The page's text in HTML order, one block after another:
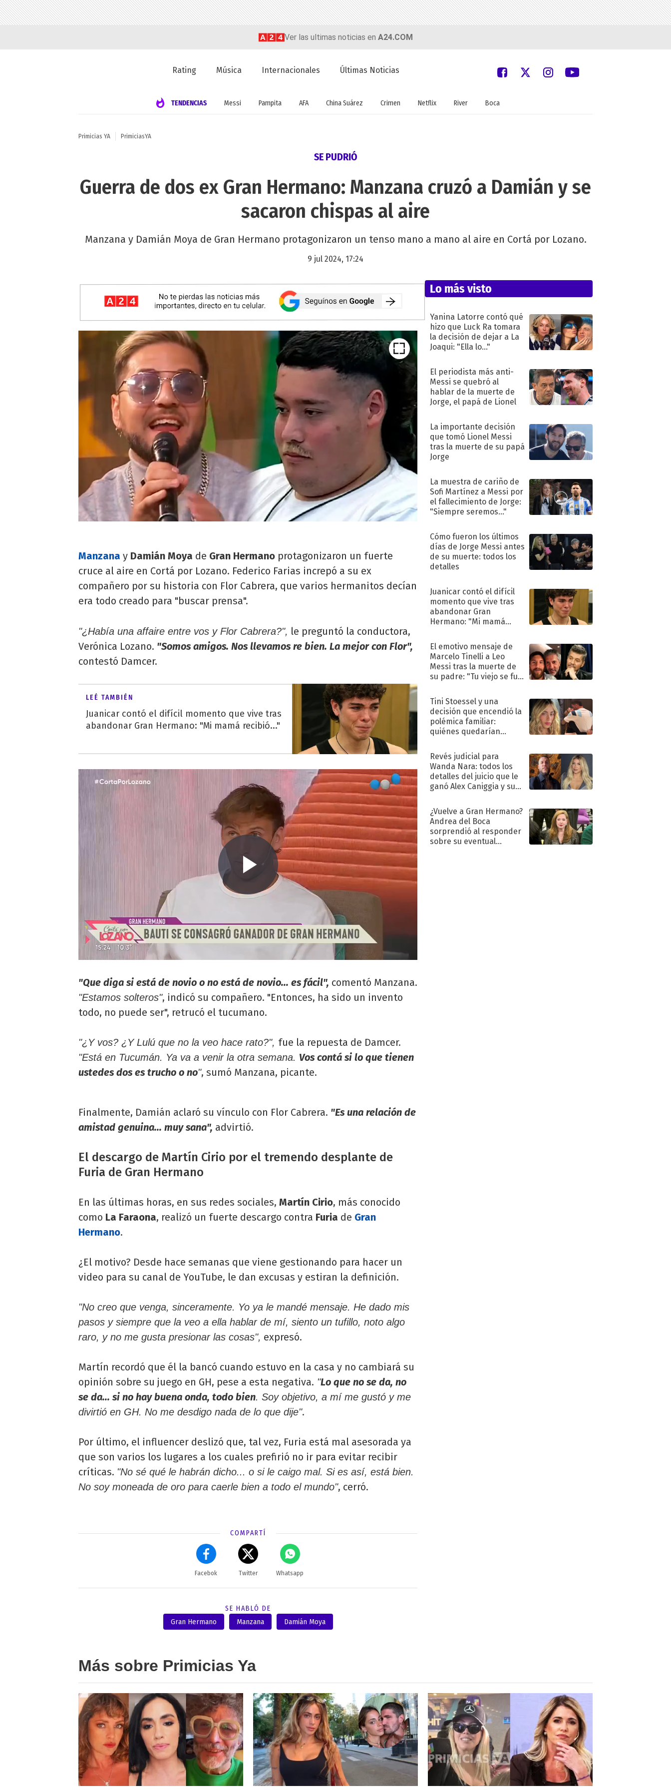
Ver las ultimas noticias en A24.COM
Rating Música Internacionales Últimas Noticias
TENDENCIAS Messi Pampita AFA China Suárez Crimen Netflix River Boca
Primicias YA PrimiciasYA
SE PUDRIÓ
Guerra de dos ex Gran Hermano: Manzana cruzó a Damián y se
sacaron chispas al aire
Manzana y Damián Moya de Gran Hermano protagonizaron un tenso mano a mano al aire en Cortá por Lozano.
9 jul 2024, 17:24
Manzana y Damián Moya de Gran Hermano protagonizaron un fuerte
cruce al aire en Cortá por Lozano. Federico Farias increpó a su ex
compañero por su historia con Flor Cabrera, que varios hermanitos decían
era todo creado para "buscar prensa".
"¿Había una affaire entre vos y Flor Cabrera?", le preguntó la conductora,
Verónica Lozano. "Somos amigos. Nos llevamos re bien. La mejor con Flor",
contestó Damcer.
LEÉ TAMBIÉN
Juanicar contó el difícil momento que vive tras
abandonar Gran Hermano: "Mi mamá recibió..."
"Que diga si está de novio o no está de novio... es fácil", comentó Manzana.
"Estamos solteros", indicó su compañero. "Entonces, ha sido un invento
todo, no puede ser", retrucó el tucumano.
"¿Y vos? ¿Y Lulú que no la veo hace rato?", fue la repuesta de Damcer.
"Está en Tucumán. Ya va a venir la otra semana. Vos contá si lo que tienen
ustedes dos es trucho o no", sumó Manzana, picante.
Finalmente, Damián aclaró su vínculo con Flor Cabrera. "Es una relación de
amistad genuina... muy sana", advirtió.
El descargo de Martín Cirio por el tremendo desplante de
Furia de Gran Hermano
En las últimas horas, en sus redes sociales, Martín Cirio, más conocido
como La Faraona, realizó un fuerte descargo contra Furia de Gran
Hermano.
¿El motivo? Desde hace semanas que viene gestionando para hacer un
video para su canal de YouTube, le dan excusas y estiran la definición.
"No creo que venga, sinceramente. Yo ya le mandé mensaje. He dado mis
pasos y siempre que la veo a ella hablar de mí, siento un tufillo, noto algo
raro, y no me gusta presionar las cosas", expresó.
Martín recordó que él la bancó cuando estuvo en la casa y no cambiará su
opinión sobre su juego en GH, pese a esta negativa. "Lo que no se da, no
se da... si no hay buena onda, todo bien. Soy objetivo, a mí me gustó y me
divirtió en GH. No me desdigo nada de lo que dije".
Por último, el influencer deslizó que, tal vez, Furia está mal asesorada ya
que son varios los lugares a los cuales prefirió no ir para evitar recibir
críticas. "No sé qué le habrán dicho... o si le caigo mal. Si es así, está bien.
No soy moneada de oro para caerle bien a todo el mundo", cerró.
COMPARTÍ
Facebok Twitter Whatsapp
SE HABLÓ DE
Gran Hermano
Manzana Damián Moya
Lo más visto
Yanina Latorre contó qué
hizo que Luck Ra tomara
la decisión de dejar a La
Joaqui: "Ella lo..."
El periodista más anti-
Messi se quebró al
hablar de la muerte de
Jorge, el papá de Lionel
La importante decisión
que tomó Lionel Messi
tras la muerte de su papá
Jorge
La muestra de cariño de
Sofi Martínez a Messi por
el fallecimiento de Jorge:
"Siempre seremos..."
Cómo fueron los últimos
días de Jorge Messi antes
de su muerte: todos los
detalles
Juanicar contó el difícil
momento que vive tras
abandonar Gran
Hermano: "Mi mamá
El emotivo mensaje de
Marcelo Tinelli a Leo
Messi tras la muerte de
su padre: "Tu viejo se fue
Tini Stoessel y una
decisión que encendió la
polémica familiar:
quiénes quedarían
Revés judicial para
Wanda Nara: todos los
detalles del juicio que le
ganó Alex Caniggia y sus
¿Vuelve a Gran Hermano?
Andrea del Boca
sorprendió al responder
sobre su eventual
Más sobre Primicias Ya